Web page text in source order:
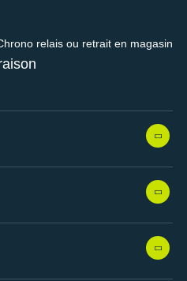
relais ou retrait en magasin